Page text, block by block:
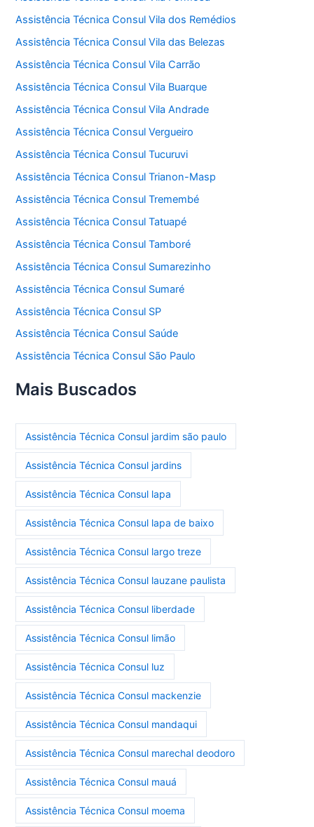
Assistência Técnica Consul Vila dos Remédios
Assistência Técnica Consul Vila das Belezas
Assistência Técnica Consul Vila Carrão
Assistência Técnica Consul Vila Buarque
Assistência Técnica Consul Vila Andrade
Assistência Técnica Consul Vergueiro
Assistência Técnica Consul Tucuruvi
Assistência Técnica Consul Trianon-Masp
Assistência Técnica Consul Tremembé
Assistência Técnica Consul Tatuapé
Assistência Técnica Consul Tamboré
Assistência Técnica Consul Sumarezinho
Assistência Técnica Consul Sumaré
Assistência Técnica Consul SP
Assistência Técnica Consul Saúde
Assistência Técnica Consul São Paulo
Mais Buscados
Assistência Técnica Consul jardim são paulo
Assistência Técnica Consul jardins
Assistência Técnica Consul lapa
Assistência Técnica Consul lapa de baixo
Assistência Técnica Consul largo treze
Assistência Técnica Consul lauzane paulista
Assistência Técnica Consul liberdade
Assistência Técnica Consul limão
Assistência Técnica Consul luz
Assistência Técnica Consul mackenzie
Assistência Técnica Consul mandaqui
Assistência Técnica Consul marechal deodoro
Assistência Técnica Consul mauá
Assistência Técnica Consul moema